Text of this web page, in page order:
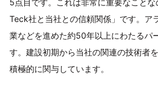
5点目です。これは非常に重要なこと
Teck社と当社との信頼関係」です。ア
業などを進めた約50年以上にわたるパ
す。建設初期から当社の関連の技術者
積極的に関与しています。